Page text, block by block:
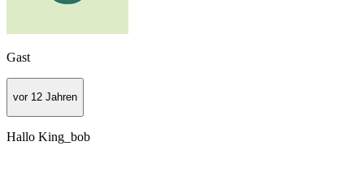
Gast
vor 12 Jahren
Hallo King_bob